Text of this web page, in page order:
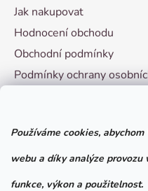
Používáme cookies,
webu a díky analýze
funkce, výkon a použitelnost.
Jak nakupovat
Hodnocení obchodu
Obchodní podmínky
Podmínky ochrany
Facebook